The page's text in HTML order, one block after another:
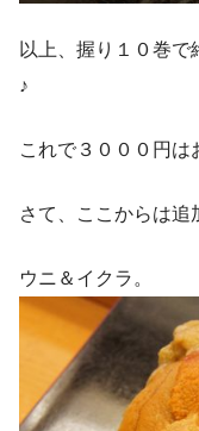
以上、握り１０巻で
♪
これで３０００円は
さて、ここからは追
ウニ＆イクラ。